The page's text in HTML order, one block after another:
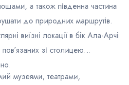
а також південна частина
до природних маршрутів.
виїзні локації в бік Ала-Арчі
зі столицею
музеями, театрами,